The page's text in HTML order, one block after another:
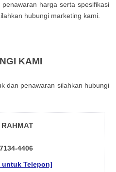
harga serta spesifikasi
hubungi marketing kami.
KAMI
dаn реnаwаrаn sіlаhkаn hubungі
RAHMAT
4406
Telepon]